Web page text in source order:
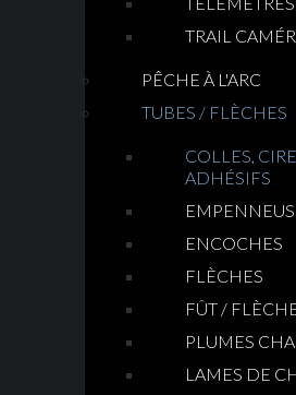
TRAIL
PÊCHE À L'ARC
TUBES / FLÈCHES
COLLES,
ADHÉSIFS
ENCOCHES
FLÈCHES
FÛT /
PLUMES
LAMES DE